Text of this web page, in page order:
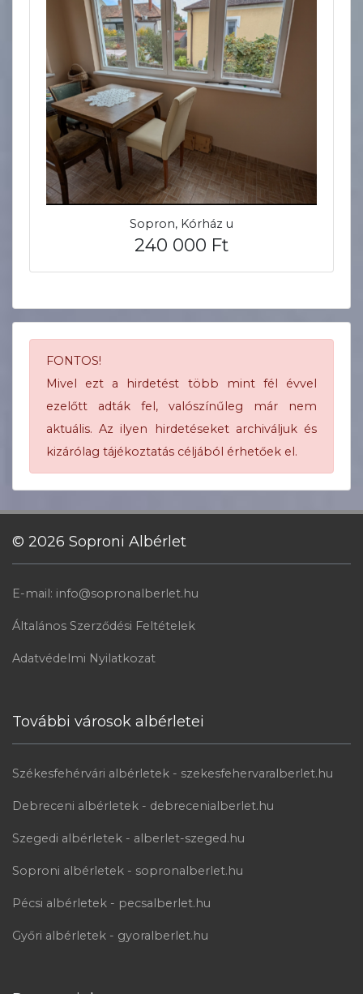
Sopron, Kórház u
240 000 Ft
FONTOS!
Mivel ezt a hirdetést több mint fél évvel
ezelőtt adták fel, valószínűleg már nem
aktuális. Az ilyen hirdetéseket archiváljuk és
kizárólag tájékoztatás céljából érhetőek el.
© 2026 Soproni Albérlet
E-mail: info@sopronalberlet.hu
Általános Szerződési Feltételek
Adatvédelmi Nyilatkozat
További városok albérletei
Székesfehérvári albérletek - szekesfehervaralberlet.hu
Debreceni albérletek - debrecenialberlet.hu
Szegedi albérletek - alberlet-szeged.hu
Soproni albérletek - sopronalberlet.hu
Pécsi albérletek - pecsalberlet.hu
Győri albérletek - gyoralberlet.hu